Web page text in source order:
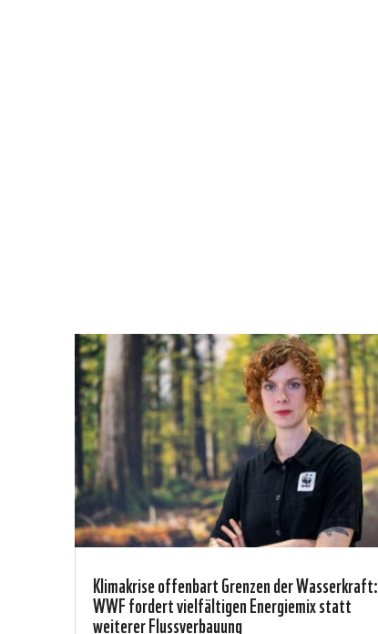
Klimakrise offenbart Grenzen der Wasserkraft:
WWF fordert vielfältigen Energiemix statt
weiterer Flussverbauung